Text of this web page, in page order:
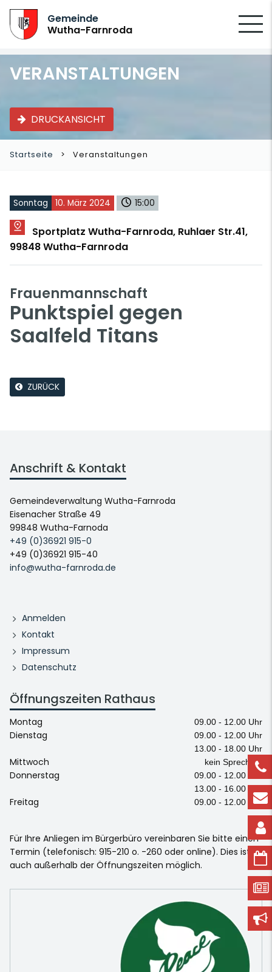
Gemeinde
Wutha-Farnroda
VERANSTALTUNGEN
DRUCKANSICHT
Startseite Veranstaltungen
Sonntag 10. März 2024 15:00
Sportplatz Wutha-Farnroda, Ruhlaer Str.41,
99848 Wutha-Farnroda
Frauenmannschaft
Punktspiel gegen
Saalfeld Titans
ZURÜCK
Anschrift & Kontakt
Gemeindeverwaltung Wutha-Farnroda
Eisenacher Straße 49
99848 Wutha-Farnoda
+49 (0)36921 915-0
+49 (0)36921 915-40
info@wutha-farnroda.de
Anmelden
Kontakt
Impressum
Datenschutz
Öffnungszeiten Rathaus
Montag 09.00 - 12.00 Uhr
Dienstag
09.00 - 12.00 Uhr
13.00 - 18.00 Uhr
Mittwoch kein Sprechtag
Donnerstag
09.00 - 12.00 Uhr
13.00 - 16.00 Uhr
Freitag 09.00 - 12.00 Uhr
Für Ihre Anliegen im Bürgerbüro vereinbaren Sie bitte einen
Termin (telefonisch: 915-210 o. -260 oder online). Dies ist
auch außerhalb der Öffnungszeiten möglich.